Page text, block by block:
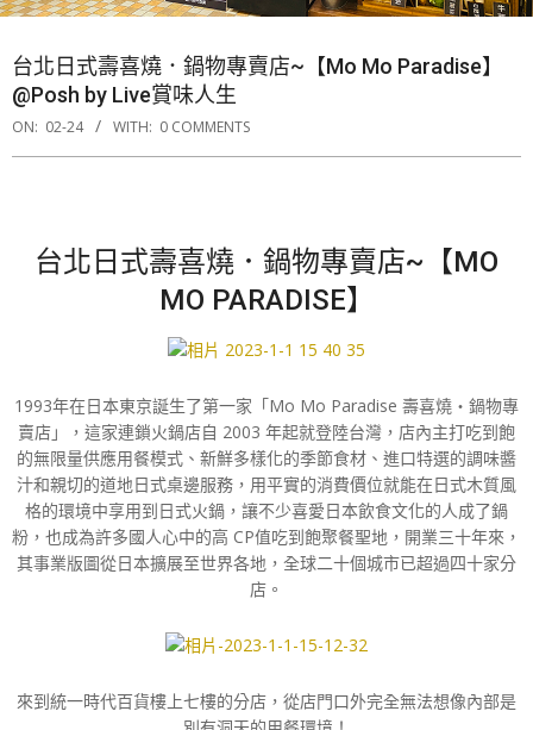
台北日式壽喜燒．鍋物專賣店~【Mo Mo Paradise】
@Posh by Live賞味人生
ON: 02-24 WITH: 0 COMMENTS
台北日式壽喜燒．鍋物專賣店~【MO
MO PARADISE】
1993年在日本東京誕生了第一家「Mo Mo Paradise 壽喜燒・鍋物專
賣店」，這家連鎖火鍋店自 2003 年起就登陸台灣，店內主打吃到飽
的無限量供應用餐模式、新鮮多樣化的季節食材、進口特選的調味醬
汁和親切的道地日式桌邊服務，用平實的消費價位就能在日式木質風
格的環境中享用到日式火鍋，讓不少喜愛日本飲食文化的人成了鍋
粉，也成為許多國人心中的高 CP值吃到飽聚餐聖地，開業三十年來，
其事業版圖從日本擴展至世界各地，全球二十個城市已超過四十家分
店。
來到統一時代百貨樓上七樓的分店，從店門口外完全無法想像內部是